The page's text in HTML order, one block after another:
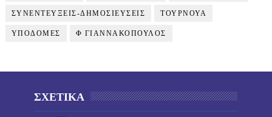
ΣΥΝΕΝΤΕΥΞΕΙΣ-ΔΗΜΟΣΙΕΥΣΕΙΣ ΤΟΥΡΝΟΥΑ
ΥΠΟΔΟΜΕΣ Φ ΓΙΑΝΝΑΚΟΠΟΥΛΟΣ
ΣΧΕΤΙΚΑ